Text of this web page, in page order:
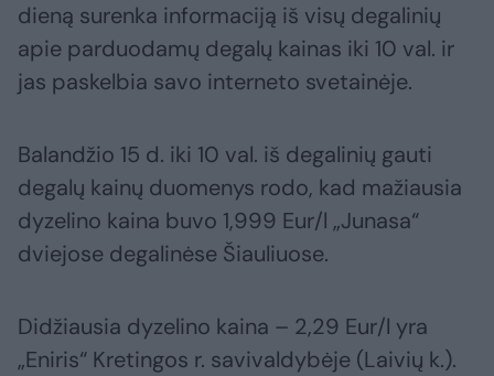
dieną surenka informaciją iš visų degalinių
apie parduodamų degalų kainas iki 10 val. ir
jas paskelbia savo interneto svetainėje.
Balandžio 15 d. iki 10 val. iš degalinių gauti
degalų kainų duomenys rodo, kad mažiausia
dyzelino kaina buvo 1,999 Eur/l „Junasa“
dviejose degalinėse Šiauliuose.
Didžiausia dyzelino kaina – 2,29 Eur/l yra
„Eniris“ Kretingos r. savivaldybėje (Laivių k.).